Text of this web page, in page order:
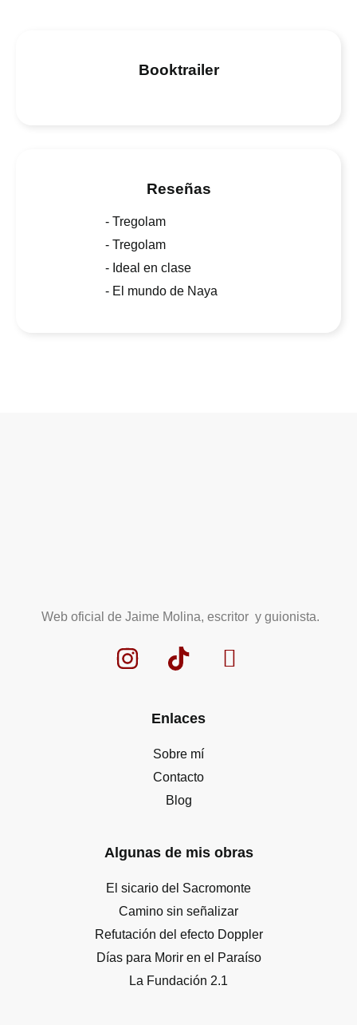
Booktrailer
Reseñas
- Tregolam
- Tregolam
- Ideal en clase
- El mundo de Naya
Web oficial de Jaime Molina, escritor y guionista.
Enlaces
Sobre mí
Contacto
Blog
Algunas de mis obras
El sicario del Sacromonte
Camino sin señalizar
Refutación del efecto Doppler
Días para Morir en el Paraíso
La Fundación 2.1